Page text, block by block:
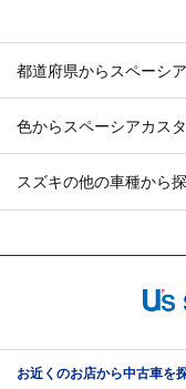
都道府県からスペーシ
色からスペーシアカス
スズキの他の車種から
お近くのお店から中古車を